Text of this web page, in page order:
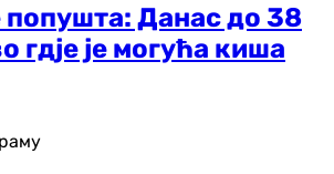
попушта: Данас до 38
гдје је могућа киша